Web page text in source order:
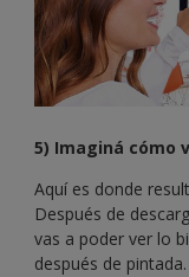
5) Imaginá cómo
Aquí es donde
Después de
vas a poder ver lo
después de pintada.